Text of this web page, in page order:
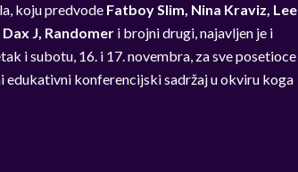
koju predvode Fatboy Slim, Nina Kraviz, Lee
J, Randomer i brojni drugi, najavljen je i
i subotu, 16. i 17. novembra, za sve posetioce
edukativni konferencijski sadržaj u okviru koga